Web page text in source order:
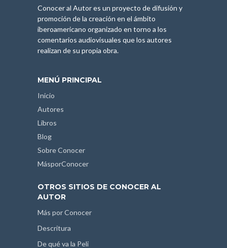
Conocer al Autor es un proyecto de difusión y
promoción de la creación en el ámbito
iberoamericano organizado en torno a los
comentarios audiovisuales que los autores
realizan de su propia obra.
MENÚ PRINCIPAL
Inicio
Autores
Libros
Blog
Sobre Conocer
MásporConocer
OTROS SITIOS DE CONOCER AL
AUTOR
Más por Conocer
Descritura
De qué va la Peli